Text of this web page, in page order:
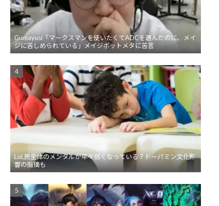
Gumayusi「マークスマンを使いたくてADCを選んだのに、メイ
ジに苦しめられている」メイジボットメタに苦言
LoL民全体のメンタルが年々弱くなっている？ドーパミン文化影
響の指摘も